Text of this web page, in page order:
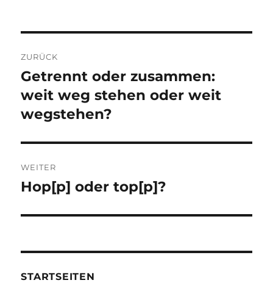
ZURÜCK
Vorheriger
Beitrag:
Getrennt oder zusammen:
weit weg stehen oder weit
wegstehen?
WEITER
Nächster
Hop[p] oder top[p]?
STARTSEITEN